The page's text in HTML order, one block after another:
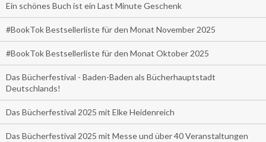
Ein schönes Buch ist ein Last Minute Geschenk
#BookTok Bestsellerliste für den Monat November 2025
#BookTok Bestsellerliste für den Monat Oktober 2025
Das Bücherfestival - Baden-Baden als Bücherhauptstadt
Deutschlands!
Das Bücherfestival 2025 mit Elke Heidenreich
Das Bücherfestival 2025 mit Messe und über 40 Veranstaltungen